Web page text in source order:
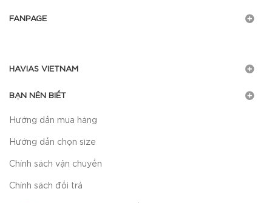
FANPAGE
HAVIAS VIETNAM
BẠN NÊN BIẾT
Hướng dẫn mua hàng
Hướng dẫn chọn size
Chính sách vận chuyển
Chính sách đổi trả